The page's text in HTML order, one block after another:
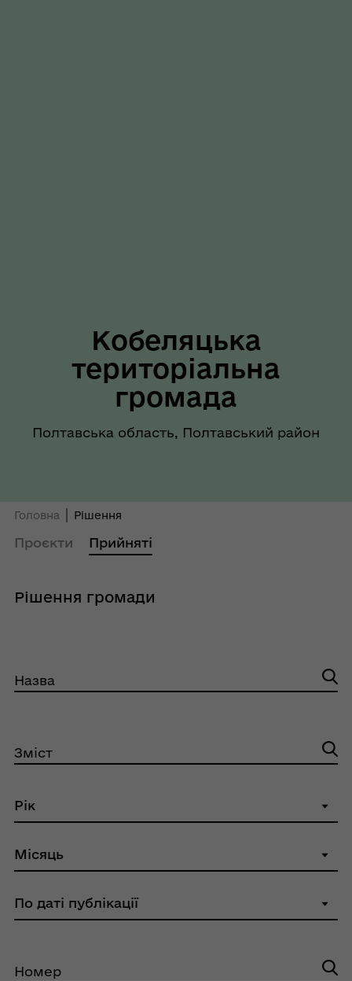
Кобеляцька
територіальна
громада
Полтавська область, Полтавський район
Головна Рішення
Проєкти Прийняті
Рішення громади
Назва
Зміст
Номер